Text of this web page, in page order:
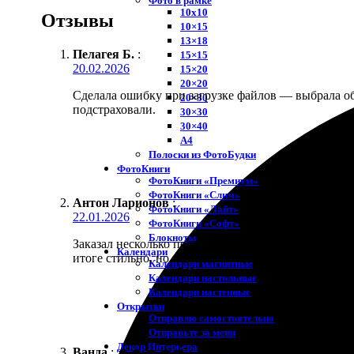
10х10
10×15
13×18
15×15
15×20
20×20
20×30
30×30
30×40
A4
Полоски из ФотоБудки
ФотоКниги
ФотоКниги «Премиум»
ФотоКниги «Слим»
ФотоКниги «Лайт»
ФотоКниги «Софт»
Блокноты
Календари
Календари магнитные
Календари настольные
Календари настенные
Открытки
Отправлю самостоятельно
Отправьте за меня
Декор Интерьера
Отзывы
Пелагея Б. :
20.02.2026
Сделала ошибку при загрузке файлов — выбрала
подстраховали.
Антон Ларионов :
22.01.2026
Заказал несколько постеров для интерьера
итоге стильно, но мороки было.